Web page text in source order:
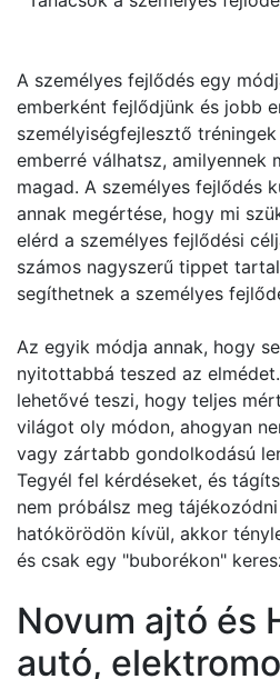
A személyes fejlődés egy
emberként fejlődjünk és jobb
személyiségfejlesztő
emberré válhatsz, amilyennek
magad. A személyes fejlődés
annak megértése, hogy mi
elérd a személyes fejlődési
számos nagyszerű tippet
segíthetnek a személyes
Az egyik módja annak, hogy
nyitottabbá teszed az
lehetővé teszi, hogy teljes
világot oly módon, ahogyan
vagy zártabb gondolkodású
Tegyél fel kérdéseket, és
nem próbálsz meg
hatókörödön kívül, akkor
és csak egy "buborékon"
Novum ajtó és
autó,